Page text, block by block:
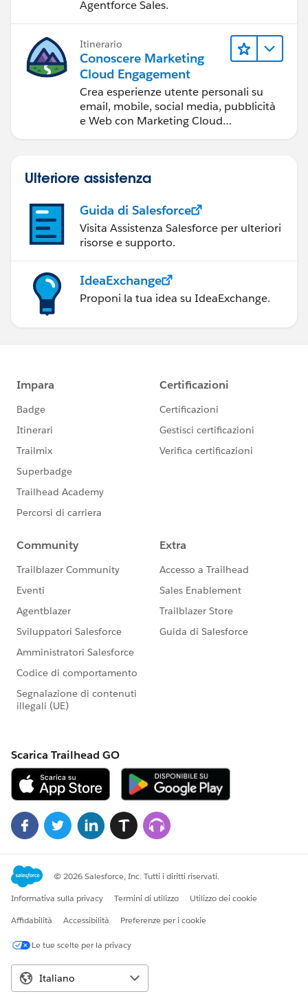
Agentforce Sales.
Itinerario
Conoscere Marketing
Cloud Engagement
Crea esperienze utente personali su
email, mobile, social media, pubblicità
e Web con Marketing Cloud
Ulteriore assistenza
Guida di Salesforce
Visita Assistenza Salesforce per ulteriori
risorse e supporto.
IdeaExchange
Proponi la tua idea su IdeaExchange.